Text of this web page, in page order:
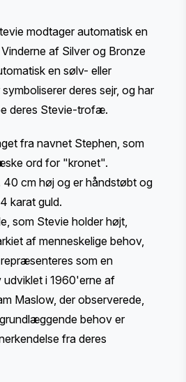
modtager automatisk en
af Silver og Bronze
en sølv- eller
deres sejr, og har
deres Stevie-trofæ.
fra navnet Stephen, som
ord for "kronet".
40 cm høj og er håndstøbt og
karat guld.
som Stevie holder højt,
af menneskelige behov,
som en
udviklet i 1960'erne af
Maslow, der observerede,
behov er
fra deres